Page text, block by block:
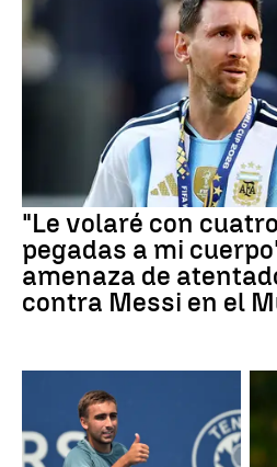
"Le volaré con
pegadas a mi
amenaza de
contra Messi en el